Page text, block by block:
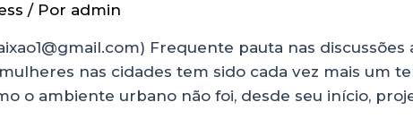
/ Por admin
Frequente pauta nas
nas cidades tem sido cada vez mais um
o ambiente urbano não foi, desde seu início,